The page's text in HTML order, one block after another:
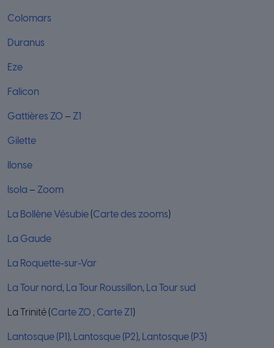
Colomars
Duranus
Eze
Falicon
Gattières Z0 – Z1
Gilette
Ilonse
Isola – Zoom
La Bollène Vésubie(Carte des zooms)
La Gaude
La Roquette-sur-Var
La Tour nord, La Tour Roussillon, La Tour sud
La Trinité (Carte Z0 ; Carte Z1 )
Lantosque (P1), Lantosque (P2), Lantosque (P3)